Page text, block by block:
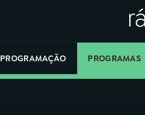
PROGRAMAÇÃO PROGRAMAS